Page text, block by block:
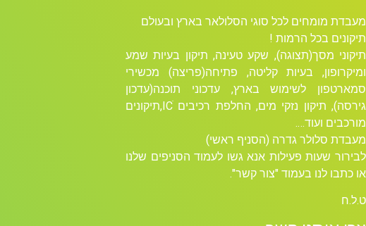
מעבדת מומחים לכל סוגי הסלולאר בארץ ובעולם
תיקונים בכל הרמות !
תיקוני מסך(תצוגה), שקע טעינה, תיקון בעיות שמע
ומיקרופון, בעיות קליטה, פתיחה(פריצה) מכשירי
סמארטפון לשימוש בארץ, עדכוני תוכנה(עדכון
גירסה), תיקון נזקי מים, החלפת רכיבים ICׁ,תיקונים
מורכבים ועוד….
מעבדת סלולר גדרה (הסניף ראשי)
לבירור שעות פעילות אנא גשו לעמוד הסניפים שלנו
או כתבו לנו בעמוד "צור קשר".
ט.ל.ח